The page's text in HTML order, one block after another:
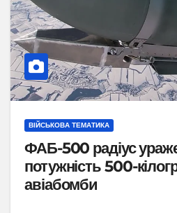
ВІЙСЬКОВА ТЕМАТИКА
ФАБ-500 радіус
потужність 500-
авіабомби